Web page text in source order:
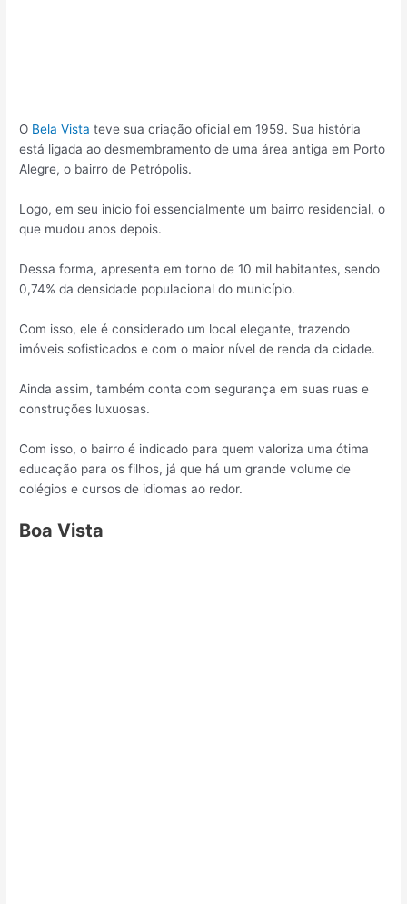
O Bela Vista teve sua criação oficial em 1959. Sua história
está ligada ao desmembramento de uma área antiga em Porto
Alegre, o bairro de Petrópolis.
Logo, em seu início foi essencialmente um bairro residencial, o
que mudou anos depois.
Dessa forma, apresenta em torno de 10 mil habitantes, sendo
0,74% da densidade populacional do município.
Com isso, ele é considerado um local elegante, trazendo
imóveis sofisticados e com o maior nível de renda da cidade.
Ainda assim, também conta com segurança em suas ruas e
construções luxuosas.
Com isso, o bairro é indicado para quem valoriza uma ótima
educação para os filhos, já que há um grande volume de
colégios e cursos de idiomas ao redor.
Boa Vista